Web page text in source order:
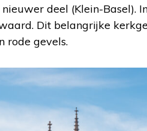
deel (Klein-Basel).
Dit belangrijke
rode gevels.